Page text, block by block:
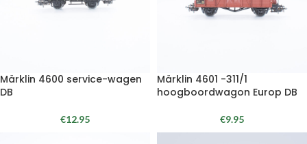
Märklin 4600 service-wagen
DB
€12.95
Märklin 4601 -311/1
hoogboordwagon Europ DB
€9.95